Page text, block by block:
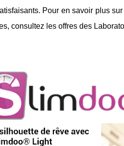
Pour en savoir plus
consultez les offres des